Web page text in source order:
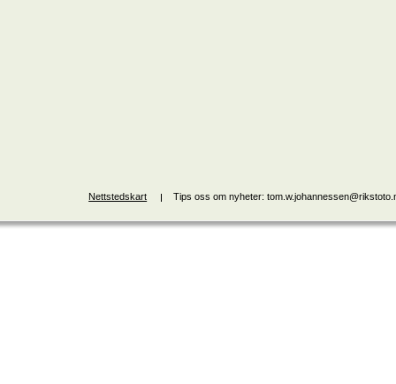
Nettstedskart Tips oss om nyheter: